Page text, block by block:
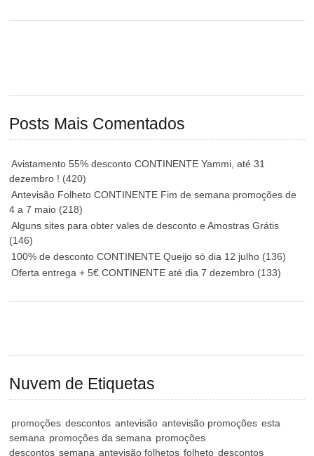
Posts Mais Comentados
Avistamento 55% desconto CONTINENTE Yammi, até 31
dezembro ! (420)
Antevisão Folheto CONTINENTE Fim de semana promoções de
4 a 7 maio (218)
Alguns sites para obter vales de desconto e Amostras Grátis
(146)
100% de desconto CONTINENTE Queijo só dia 12 julho (136)
Oferta entrega + 5€ CONTINENTE até dia 7 dezembro (133)
Nuvem de Etiquetas
promoções descontos antevisão antevisão promoções esta
semana promoções da semana promoções
descontos semana antevisão folhetos folheto descontos